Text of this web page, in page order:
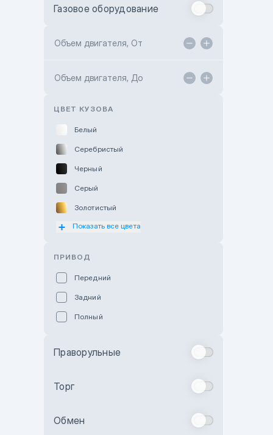
Toyota Kokshetau
Hyundai ShymCity
Газовое оборудование
Объем двигателя, От
Объем двигателя, До
ЦВЕТ КУЗОВА
Белый
Серебристый
Черный
Серый
Золотистый
Оранжевый
Бежевый
Показать все цвета
ПРИВОД
Передний
Задний
Полный
Праворульные
Торг
Обмен